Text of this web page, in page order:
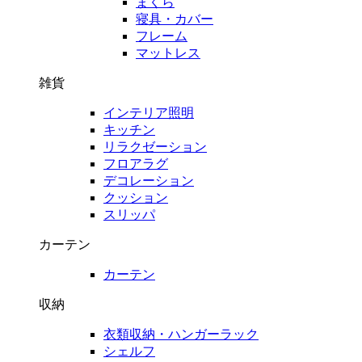
寝具・カバー
フレーム
マットレス
雑貨
インテリア照明
キッチン
リラクゼーション
フロアラグ
デコレーション
クッション
スリッパ
カーテン
カーテン
収納
衣類収納・ハンガーラック
シェルフ